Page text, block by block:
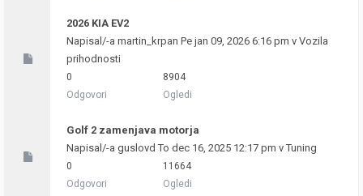
2026 KIA EV2
Napisal/-a martin_krpan Pe jan 09, 2026 6:16 pm v Vozila
prihodnosti
0
Odgovori
8904
Ogledi
Golf 2 zamenjava motorja
Napisal/-a guslovd To dec 16, 2025 12:17 pm vTuning
0
Odgovori
11664
Ogledi